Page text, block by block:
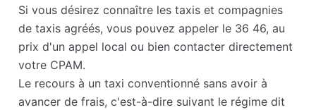
Si vous désirez connaître les taxis et compagnies
de taxis agréés, vous pouvez appeler le 36 46, au
prix d'un appel local ou bien contacter directement
votre CPAM.
Le recours à un taxi conventionné sans avoir à
avancer de frais, c'est-à-dire suivant le régime dit